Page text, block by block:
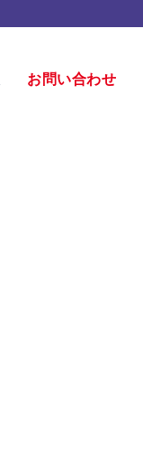
お問い合わせ